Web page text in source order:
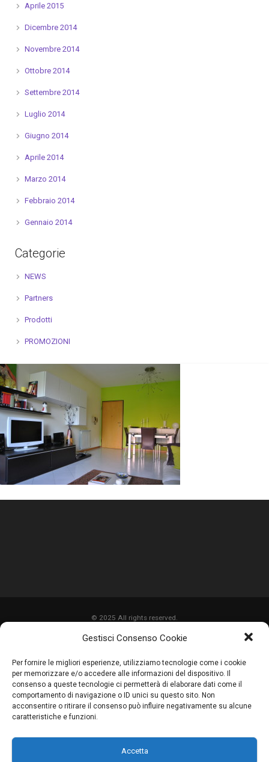
Gestisci Consenso Cookie
Per fornire le migliori esperienze, utilizziamo tecnologie come i cookie
per memorizzare e/o accedere alle informazioni del dispositivo. Il
consenso a queste tecnologie ci permetterà di elaborare dati come il
comportamento di navigazione o ID unici su questo sito. Non
acconsentire o ritirare il consenso può influire negativamente su alcune
caratteristiche e funzioni.
Accetta
Aprile 2015
Dicembre 2014
Novembre 2014
Ottobre 2014
Settembre 2014
Luglio 2014
Giugno 2014
Aprile 2014
Marzo 2014
Febbraio 2014
Gennaio 2014
Categorie
NEWS
Partners
Prodotti
PROMOZIONI
© 2025 All rights reserved.
CHI SIAMO
SERVIZI
LAVORI
PARTNER